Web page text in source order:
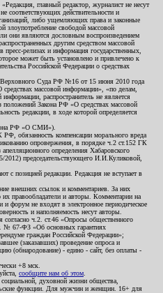
главный редактор, журналист не несут
соответствующих действительности и
либо ущемляющих права и законные
злоупотребление свободой массовой
они являются дословным воспроизведением
другим средством массовой
релизах и информация государственных,
может быть установлено и привлечено к
Российской Федерации о средствах
Верховного Суда РФ №16 от 15 июня 2010 года
массовой информации», «по делам,
распространитель не является
Закона РФ «О средствах массовой
редакции, в ходе которой определяется
РФ «О СМИ»).
обязанность компенсации морального вреда
опровержения, в порядке ч.2 ст.152 ГК
определения Хабаровского
2012) председательствующего И.И.Куликовой,
с позицией редакции. Редакция не вступает в
внешних ссылок и комментариев. За них
их правообладатели и авторы. Комментарии на
форум не входят в электронное периодическое
и наполняемость несут авторы.
согласно ч.2. ст.46 «Опросы общественного
№ 67-ФЗ «Об основных гарантиях
граждан Российской Федерации»;
(заказавших) проведение опроса и
(обнародование) - едино - сайт, без оплаты -
+8 мск.
сообщите нам об этом
духовной жизни общества,
функции. Для мужчин и женщин. 16+ для